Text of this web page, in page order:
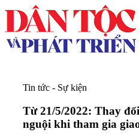
Tin tức - Sự kiện
Từ 21/5/2022: Thay
nguội khi tham gia